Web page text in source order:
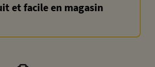
et facile en magasin